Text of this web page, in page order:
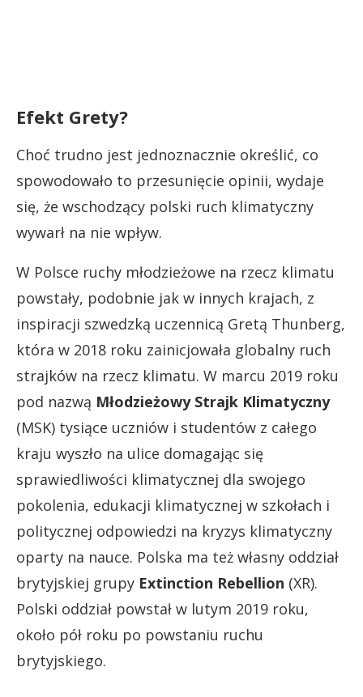
Efekt Grety?
Choć trudno jest jednoznacznie określić, co
spowodowało to przesunięcie opinii, wydaje
się, że wschodzący polski ruch klimatyczny
wywarł na nie wpływ.
W Polsce ruchy młodzieżowe na rzecz klimatu
powstały, podobnie jak w innych krajach, z
inspiracji szwedzką uczennicą Gretą Thunberg,
która w 2018 roku zainicjowała globalny ruch
strajków na rzecz klimatu. W marcu 2019 roku
pod nazwą Młodzieżowy Strajk Klimatyczny
(MSK) tysiące uczniów i studentów z całego
kraju wyszło na ulice domagając się
sprawiedliwości klimatycznej dla swojego
pokolenia, edukacji klimatycznej w szkołach i
politycznej odpowiedzi na kryzys klimatyczny
oparty na nauce. Polska ma też własny oddział
brytyjskiej grupy Extinction Rebellion (XR).
Polski oddział powstał w lutym 2019 roku,
około pół roku po powstaniu ruchu
brytyjskiego.